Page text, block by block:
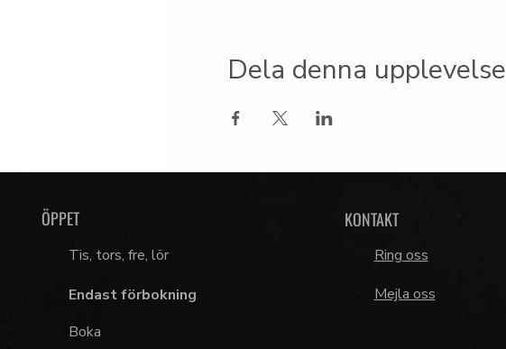
Dela denna upplevelse
ÖPPET
Tis, tors, fre, lör
Endast förbokning
Boka
KONTAKT
Ring oss
Mejla oss